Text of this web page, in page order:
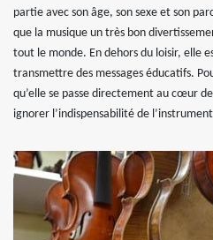
partie avec son âge, son sexe et son
que la musique un très bon
tout le monde. En dehors du loisir, elle
transmettre des messages éducatifs.
qu’elle se passe directement au cœur
ignorer l’indispensabilité de